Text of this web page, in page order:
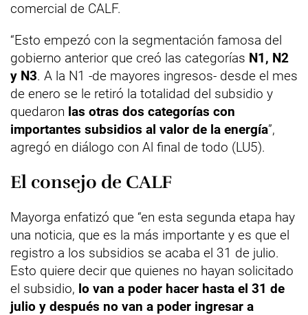
comercial de CALF.
“Esto empezó con la segmentación famosa del
gobierno anterior que creó las categorías N1, N2
y N3. A la N1 -de mayores ingresos- desde el mes
de enero se le retiró la totalidad del subsidio y
quedaron las otras dos categorías con
importantes subsidios al valor de la energía”,
agregó en diálogo con Al final de todo (LU5).
El consejo de CALF
Mayorga enfatizó que “en esta segunda etapa hay
una noticia, que es la más importante y es que el
registro a los subsidios se acaba el 31 de julio.
Esto quiere decir que quienes no hayan solicitado
el subsidio, lo van a poder hacer hasta el 31 de
julio y después no van a poder ingresar a